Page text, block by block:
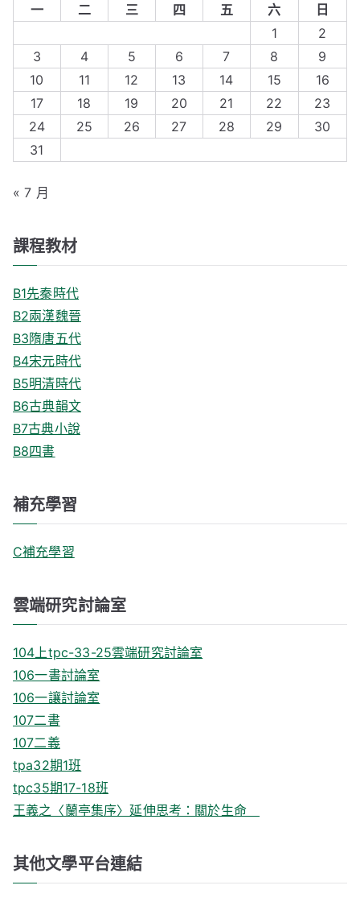
c
h
f
o
r
:
一
二 三 四 五 六
日
1
2
3
4 5 6 7 8
9
10
11 12 13 14 15
16
17
18 19 20 21 22
23
24
25 26 27 28 29
30
31
« 7 月
課程教材
B1先秦時代
B2兩漢魏晉
B3隋唐五代
B4宋元時代
B5明清時代
B6古典韻文
B7古典小說
B8四書
補充學習
C補充學習
雲端研究討論室
104上tpc-33-25雲端研究討論室
106一書討論室
106一讓討論室
107二書
107二義
tpa32期1班
tpc35期17-18班
王義之〈蘭亭集序〉延伸思考：關於生命
其他文學平台連結